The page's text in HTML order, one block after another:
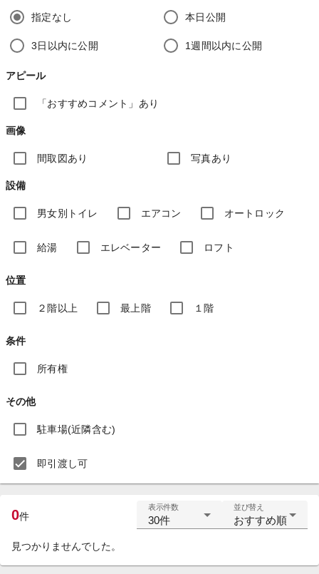
指定なし 本日公開
3日以内に公開 1週間以内に公開
アピール
「おすすめコメント」あり
画像
間取図あり 写真あり
設備
男女別トイレ エアコン オートロック
給湯 エレベーター ロフト
位置
２階以上 最上階 １階
条件
所有権
その他
駐車場(近隣含む)
即引渡し可
0件
表示件数
30件
並び替え
おすすめ順
見つかりませんでした。